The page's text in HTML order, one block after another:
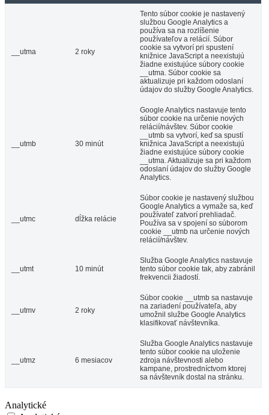
__utma 2 roky
Tento súbor cookie je nastavený
službou Google Analytics a
používa sa na rozlíšenie
používateľov a relácií. Súbor
cookie sa vytvorí pri spustení
knižnice JavaScript a neexistujú
žiadne existujúce súbory cookie
__utma. Súbor cookie sa
aktualizuje pri každom odoslaní
údajov do služby Google Analytics.
__utmb 30 minút
Google Analytics nastavuje tento
súbor cookie na určenie nových
relácií/návštev. Súbor cookie
__utmb sa vytvorí, keď sa spustí
knižnica JavaScript a neexistujú
žiadne existujúce súbory cookie
__utma. Aktualizuje sa pri každom
odoslaní údajov do služby Google
Analytics.
__utmc dĺžka relácie
Súbor cookie je nastavený službou
Google Analytics a vymaže sa, keď
používateľ zatvorí prehliadač.
Používa sa v spojení so súborom
cookie __utmb na určenie nových
relácií/návštev.
__utmt 10 minút
Služba Google Analytics nastavuje
tento súbor cookie tak, aby zabránil
frekvencii žiadostí.
__utmv 2 roky
Súbor cookie __utmb sa nastavuje
na zariadení používateľa, aby
umožnil službe Google Analytics
klasifikovať návštevníka.
__utmz 6 mesiacov
Služba Google Analytics nastavuje
tento súbor cookie na uloženie
zdroja návštevnosti alebo
kampane, prostredníctvom ktorej
sa návštevník dostal na stránku.
Analytické